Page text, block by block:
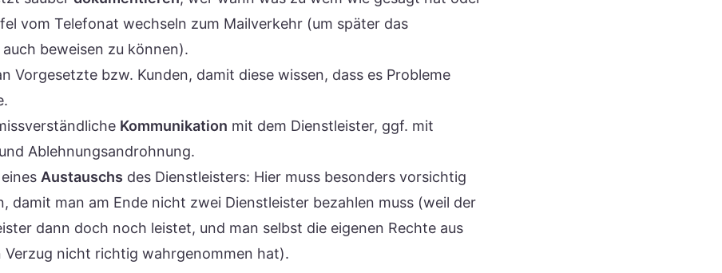
vom Telefonat wechseln zum Mailverkehr (um später das
beweisen zu können).
Vorgesetzte bzw. Kunden, damit diese wissen, dass es Probleme
Kommunikation mit dem Dienstleister, ggf. mit
Ablehnungsandrohnung.
Austauschs des Dienstleisters: Hier muss besonders vorsichtig
damit man am Ende nicht zwei Dienstleister bezahlen muss (weil der
dann doch noch leistet, und man selbst die eigenen Rechte aus
Verzug nicht richtig wahrgenommen hat).